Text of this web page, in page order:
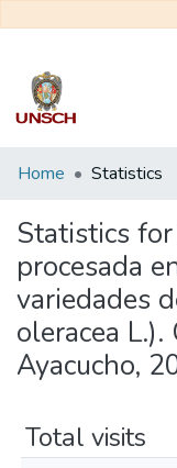
Communities
Collections
All of DSpace
Home Statistics
Statistics
procesada
variedades
oleracea
Ayacucho,
Total visits